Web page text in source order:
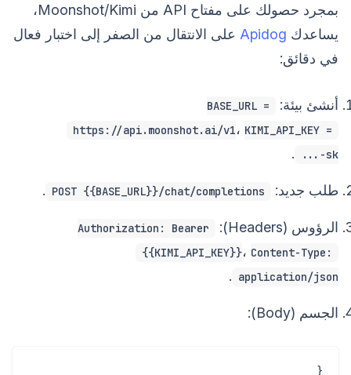
بمجرد حصولك على مفتاح API من Moonshot/Kimi،
يساعدك Apidog على الانتقال من الصفر إلى اختبار فعال
في دقائق:
أنشئ بيئة:
BASE_URL =
https://api.moonshot.ai/v1، KIMI_API_KEY =
sk-...
.
طلب جديد: POST {{BASE_URL}}/chat/completions
.
الرؤوس (Headers):
Authorization: Bearer
{{KIMI_API_KEY}}، Content-Type:
application/json
.
الجسم (Body):